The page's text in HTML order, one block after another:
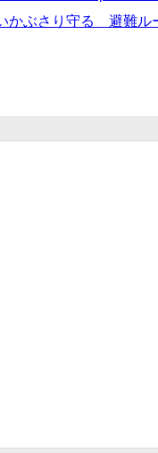
かぶさり守る 避難